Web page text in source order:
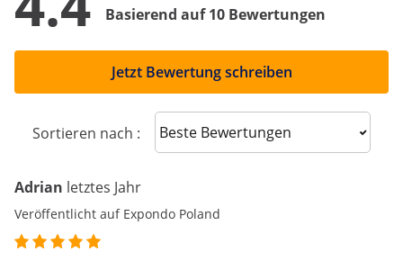
Basierend auf 10 Bewertungen
Jetzt Bewertung schreiben
Sortieren nach : Sort reviews
Adrian letztes Jahr
Veröffentlicht auf Expondo Poland